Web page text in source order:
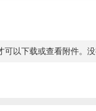
可以下载或查看附件。